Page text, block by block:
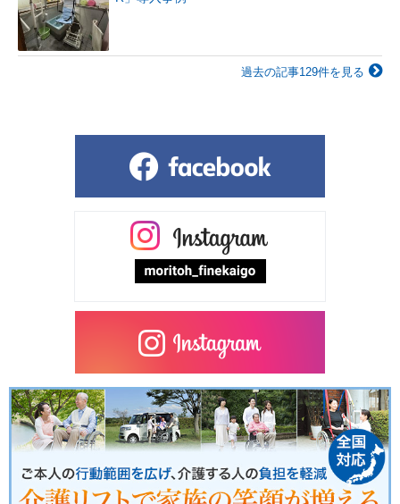
過去の記事129件を見る